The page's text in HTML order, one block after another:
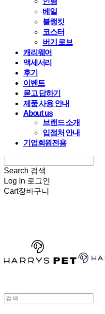
베일
블랭킷
코스터
버기 로브
캐리웨어
액세서리
후기
이벤트
묻고 답하기
제품 사용 안내
About us
브랜드 소개
입점처 안내
기업회원전용
Search 검색
Log In 로그인
Cart장바구니